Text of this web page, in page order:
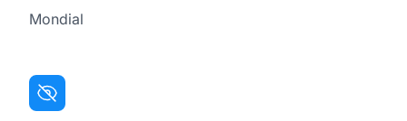
Mondial